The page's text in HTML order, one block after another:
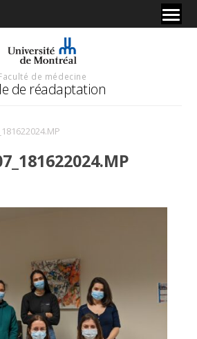
de médecine
de réadaptation